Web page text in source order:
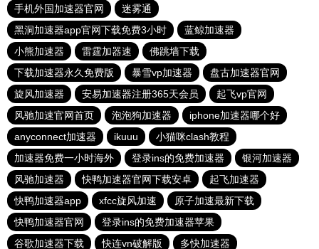
手机外国加速器官网
迷雾通
黑洞加速器app官网下载免费3小时
蓝鲸加速器
小熊加速器
雷霆加器速
佛跳墙下载
下载加速器永久免费版
暴雪vp加速器
盘古加速器官网
旋风加速器
安易加速器注册365天会员
起飞vp官网
风驰加速官网首页
泡泡狗加速器
iphone加速器哪个好
anyconnect加速器
ikuuu
小猫咪clash教程
加速器免费一小时海外
登录ins的免费加速器
银河加速器
风驰加速器
快鸭加速器官网下载安卓
起飞加速器
快鸭加速器app
xfcc旋风加速
原子加速最新下载
快鸭加速器官网
登录ins的免费加速器苹果
谷歌加速器下载
快连vn破解版 多快加速器